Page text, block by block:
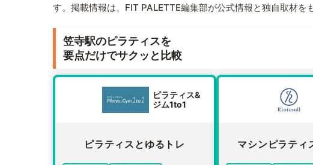
す。掲載情報は、FIT PALETTE編集部が公式情報と独自取材を
笠寺駅のピラティスを
要点だけでサクッと比較
ピラティス&
ジム1to1
ピラティスとゆるトレ マシンピラティ